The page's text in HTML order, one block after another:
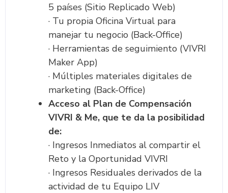
5 países (Sitio Replicado Web)
· Tu propia Oficina Virtual para
manejar tu negocio (Back-Office)
· Herramientas de seguimiento (VIVRI
Maker App)
· Múltiples materiales digitales de
marketing (Back-Office)
Acceso al Plan de Compensación
VIVRI & Me, que te da la posibilidad
de:
· Ingresos Inmediatos al compartir el
Reto y la Oportunidad VIVRI
· Ingresos Residuales derivados de la
actividad de tu Equipo LIV